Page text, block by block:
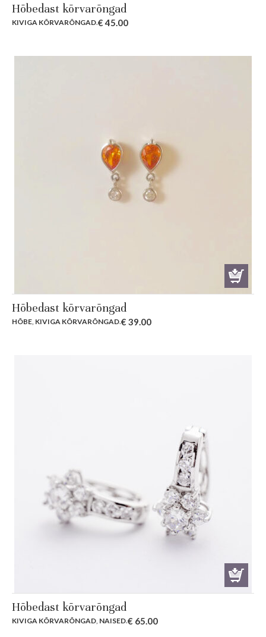
Hõbedast kõrvarõngad
KIVIGA KÕRVARÕNGAD.€45.00
Hõbedast kõrvarõngad
HÕBE, KIVIGA KÕRVARÕNGAD.€ 39.00
Hõbedast kõrvarõngad
KIVIGA KÕRVARÕNGAD, NAISED.€ 65.00